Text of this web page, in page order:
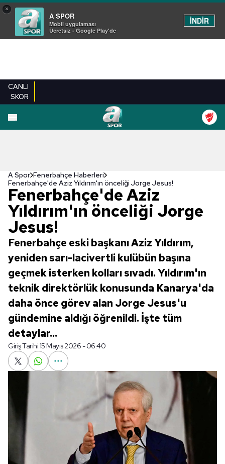
×
A SPOR
Mobil uygulaması
Ücretsiz - Google Play'de
İNDİR
CANLI
SKOR
A Spor Fenerbahçe Haberleri
Fenerbahçe'de Aziz Yıldırım'ın önceliği Jorge Jesus!
Fenerbahçe'de Aziz
Yıldırım'ın önceliği Jorge
Jesus!
Fenerbahçe eski başkanı Aziz Yıldırım,
yeniden sarı-lacivertli kulübün başına
geçmek isterken kolları sıvadı. Yıldırım'ın
teknik direktörlük konusunda Kanarya'da
daha önce görev alan Jorge Jesus'u
gündemine aldığı öğrenildi. İşte tüm
detaylar...
Giriş Tarihi:15 Mayıs 2026 - 06:40